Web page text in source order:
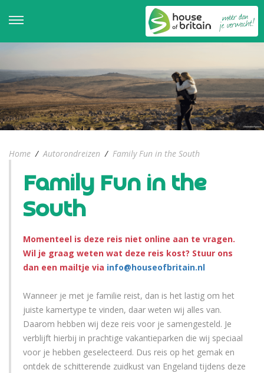
Home / Autorondreizen / Family Fun in the South
Family Fun in the
South
Momenteel is deze reis niet online aan te vragen.
Wil je graag weten wat deze reis kost? Stuur ons
dan een mailtje via info@houseofbritain.nl
Wanneer je met je familie reist, dan is het lastig om het
juiste kamertype te vinden, daar weten wij alles van.
Daarom hebben wij deze reis voor je samengesteld. Je
verblijft hierbij in prachtige vakantieparken die wij speciaal
voor je hebben geselecteerd. Dus reis op het gemak en
ontdek de schitterende zuidkust van Engeland tijdens deze